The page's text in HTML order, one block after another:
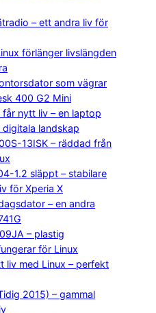
– ett andra liv för
förlänger livslängden
som vägrar
400 G2 Mini
nytt liv – en laptop
landskap
13ISK – räddad från
1.2 släppt – stabilare
för Xperia X
– en andra
– plastig
för Linux
liv med Linux – perfekt
2015) – gammal